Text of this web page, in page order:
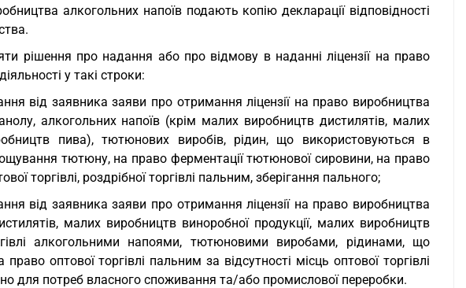
алкогольних напоїв подають копію декларації відповідності
рішення про надання або про відмову в наданні ліцензії на право
у такі строки:
від заявника заяви про отримання ліцензії на право виробництва
алкогольних напоїв (крім малих виробництв дистилятів, малих
пива), тютюнових виробів, рідин, що використовуються в
тютюну, на право ферментації тютюнової сировини, на право
торгівлі, роздрібної торгівлі пальним, зберігання пального;
від заявника заяви про отримання ліцензії на право виробництва
малих виробництв виноробної продукції, малих виробництв
алкогольними напоями, тютюновими виробами, рідинами, що
оптової торгівлі пальним за відсутності місць оптової торгівлі
для потреб власного споживання та/або промислової переробки.